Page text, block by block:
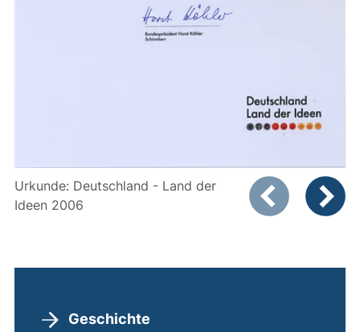
Urkunde: Deutschland - Land der
Ideen 2006
Zeigt Folie 1
Geschichte